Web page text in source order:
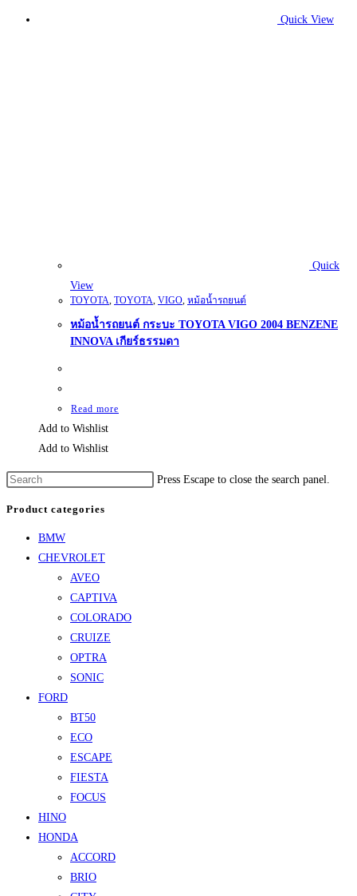
Quick View
Quick
View
TOYOTA, TOYOTA, VIGO, หม้อน้ำรถยนต์
หม้อน้ำรถยนต์ กระบะ TOYOTA VIGO 2004 BENZENE
INNOVA เกียร์ธรรมดา
Read more
Add to Wishlist
Add to Wishlist
Press Escape to close the search panel.
Product categories
BMW
CHEVROLET
AVEO
CAPTIVA
COLORADO
CRUIZE
OPTRA
SONIC
FORD
BT50
ECO
ESCAPE
FIESTA
FOCUS
HINO
HONDA
ACCORD
BRIO